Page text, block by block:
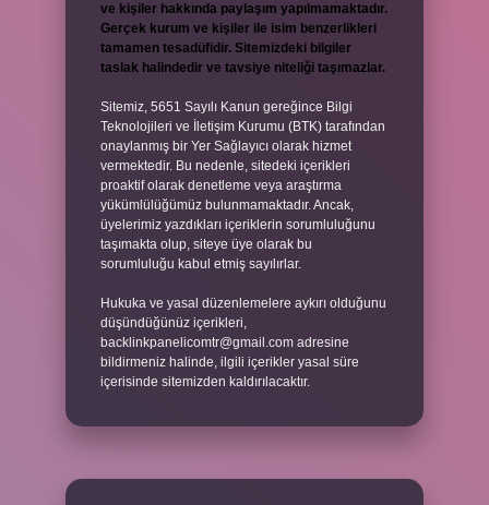
ve kişiler hakkında paylaşım yapılmamaktadır.
Gerçek kurum ve kişiler ile isim benzerlikleri
tamamen tesadüfidir. Sitemizdeki bilgiler
taslak halindedir ve tavsiye niteliği taşımazlar.
Sitemiz, 5651 Sayılı Kanun gereğince Bilgi
Teknolojileri ve İletişim Kurumu (BTK) tarafından
onaylanmış bir Yer Sağlayıcı olarak hizmet
vermektedir. Bu nedenle, sitedeki içerikleri
proaktif olarak denetleme veya araştırma
yükümlülüğümüz bulunmamaktadır. Ancak,
üyelerimiz yazdıkları içeriklerin sorumluluğunu
taşımakta olup, siteye üye olarak bu
sorumluluğu kabul etmiş sayılırlar.
Hukuka ve yasal düzenlemelere aykırı olduğunu
düşündüğünüz içerikleri,
backlinkpanelicomtr@gmail.com adresine
bildirmeniz halinde, ilgili içerikler yasal süre
içerisinde sitemizden kaldırılacaktır.